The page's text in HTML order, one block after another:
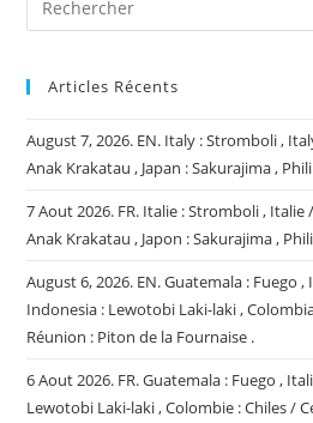
Articles Récents
August 7, 2026. EN. Italy : Stromboli ,
Anak Krakatau , Japan : Sakurajima ,
7 Aout 2026. FR. Italie : Stromboli , Italie
Anak Krakatau , Japon : Sakurajima ,
August 6, 2026. EN. Guatemala : Fuego ,
Indonesia : Lewotobi Laki-laki ,
Réunion : Piton de la Fournaise .
6 Aout 2026. FR. Guatemala : Fuego ,
Lewotobi Laki-laki , Colombie : Chiles /